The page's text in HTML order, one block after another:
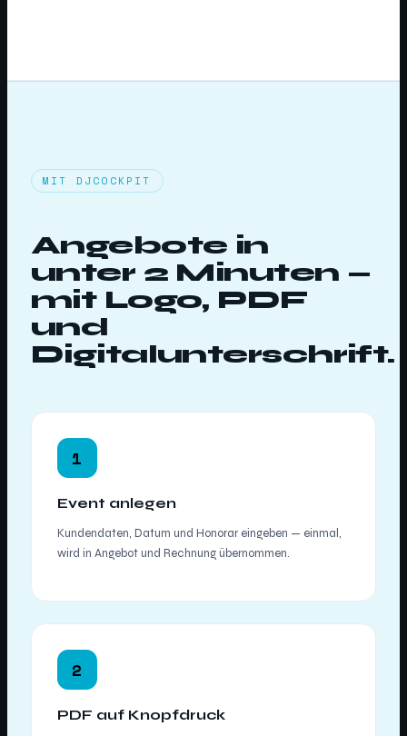
MIT DJCOCKPIT
Angebote in
unter 2 Minuten —
mit Logo, PDF
und
Digitalunterschrift.
1
Event anlegen
Kundendaten, Datum und Honorar eingeben — einmal,
wird in Angebot und Rechnung übernommen.
2
PDF auf Knopfdruck